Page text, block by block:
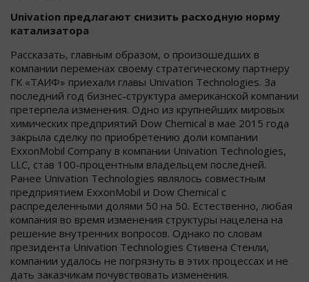
Univation предлагают снизить расходную норму
катализатора
Рассказать, главным образом, о произошедших в
компании переменах своему стратегическому партнеру
ГК «ТАИФ» приехали главы Univation Technologies. За
последний год бизнес-структура американской компании
претерпела изменения. Одно из крупнейших мировых
химических предприятий Dow Chemical в мае 2015 года
закрыла сделку по приобретению доли компании
ExxonMobil Company в компании Univation Technologies,
LLC, став 100-процентным владельцем последней.
Ранее Univation Technologies являлось совместным
предприятием ExxonMobil и Dow Chemical с
распределенными долями 50 на 50. Естественно, любая
компания во время изменения структуры нацелена на
решение внутренних вопросов. Однако по словам
президента Univation Technologies Стивена Стенли,
компании удалось не погрязнуть в этих процессах и не
дать заказчикам почувствовать изменения.